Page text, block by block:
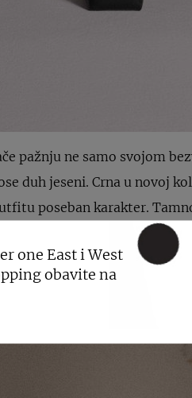
pažnju ne samo svojom
duh jeseni. Crna u novoj
poseban karakter.
u svakodnevnim i
ali izražajne klasike –
Posebnost kolekcije
one East i West
obavite na